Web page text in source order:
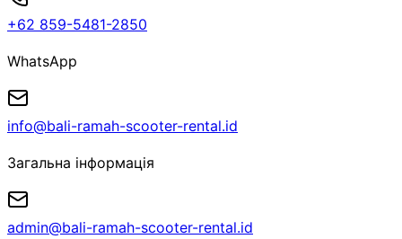
+62 859-5481-2850
WhatsApp
info@bali-ramah-scooter-rental.id
Загальна інформація
admin@bali-ramah-scooter-rental.id